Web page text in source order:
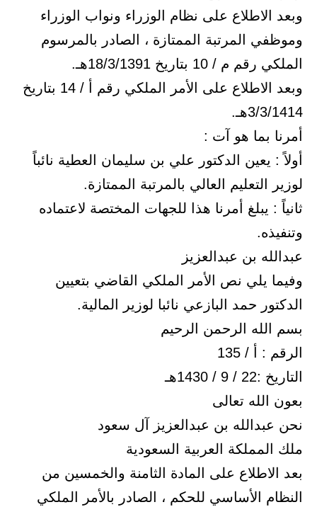
وبعد الاطلاع على نظام الوزراء ونواب الوزراء
وموظفي المرتبة الممتازة ، الصادر بالمرسوم
الملكي رقم م / 10 بتاريخ 18/3/1391هـ.
وبعد الاطلاع على الأمر الملكي رقم أ / 14 بتاريخ
3/3/1414هـ.
أمرنا بما هو آت :
أولاً : يعين الدكتور علي بن سليمان العطية نائباً
لوزير التعليم العالي بالمرتبة الممتازة.
ثانياً : يبلغ أمرنا هذا للجهات المختصة لاعتماده
وتنفيذه.
عبدالله بن عبدالعزيز
وفيما يلي نص الأمر الملكي القاضي بتعيين
الدكتور حمد البازعي نائبا لوزير المالية.
بسم الله الرحمن الرحيم
الرقم : أ / 135
التاريخ :22 / 9 / 1430هـ
بعون الله تعالى
نحن عبدالله بن عبدالعزيز آل سعود
ملك المملكة العربية السعودية
بعد الاطلاع على المادة الثامنة والخمسين من
النظام الأساسي للحكم ، الصادر بالأمر الملكي